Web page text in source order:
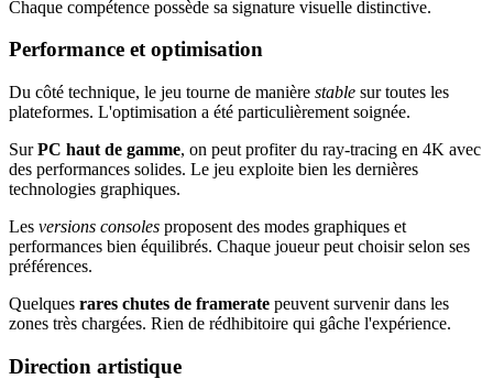
Chaque compétence possède sa signature visuelle distinctive.
Performance et optimisation
Du côté technique, le jeu tourne de manière stable sur toutes les
plateformes. L'optimisation a été particulièrement soignée.
SurPC haut de gamme, on peut profiter du ray-tracing en 4K avec
des performances solides. Le jeu exploite bien les dernières
technologies graphiques.
Les versions consoles proposent des modes graphiques et
performances bien équilibrés. Chaque joueur peut choisir selon ses
préférences.
Quelques rares chutes de framerate peuvent survenir dans les
zones très chargées. Rien de rédhibitoire qui gâche l'expérience.
Direction artistique